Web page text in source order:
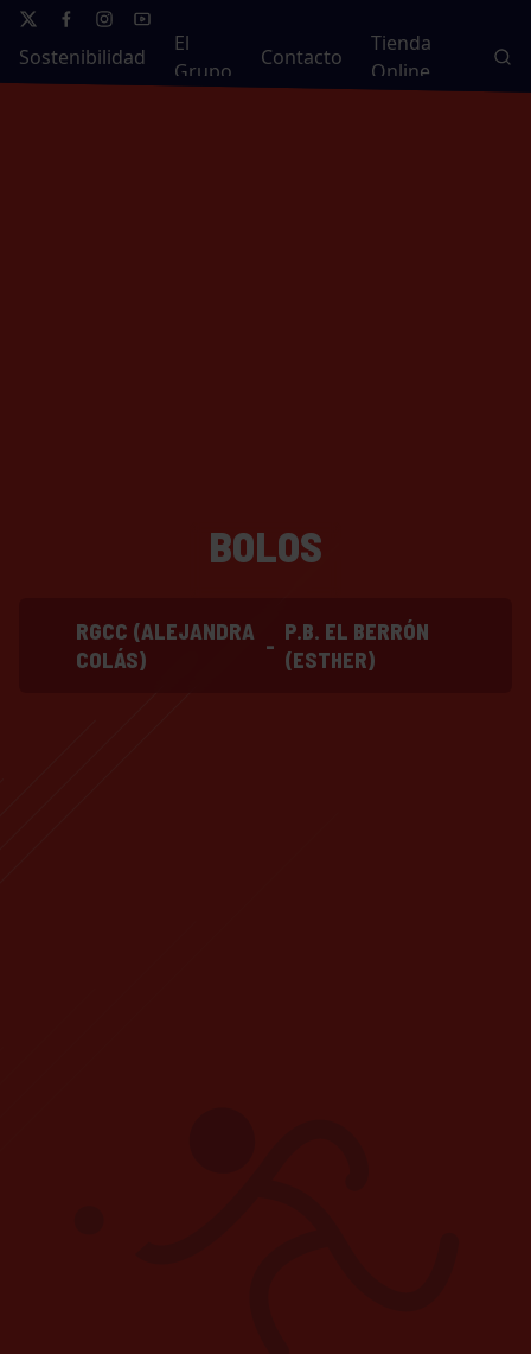
Sostenibilidad
El
Grupo
Contacto
Tienda
Online
BOLOS
RGCC (ALEJANDRA
COLÁS)
-
P.B. EL BERRÓN
(ESTHER)